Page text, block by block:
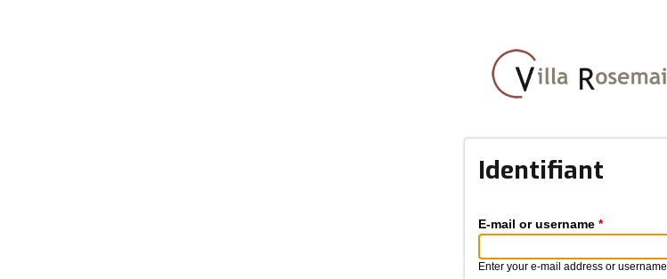
contenu
principal
Identifiant
E-mail or username *
Enter your e-mail address or username.